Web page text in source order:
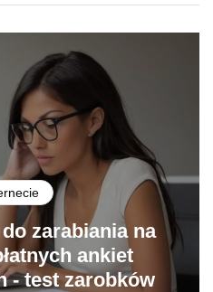
zarabiania na
ankiet
- test zarobków